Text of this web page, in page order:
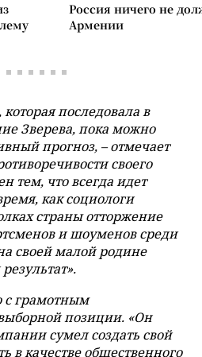
Россия ничего не
Армении
последовала в
Зверева, пока можно
прогноз, – отмечает
своего
тем, что всегда идет
как социологи
страны отторжение
и шоуменов среди
своей малой родине
с грамотным
позиции. «Он
сумел создать свой
в качестве общественного